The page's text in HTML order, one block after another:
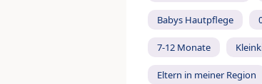
Babys Hautpflege
7-12 Monate
Eltern in meiner Region